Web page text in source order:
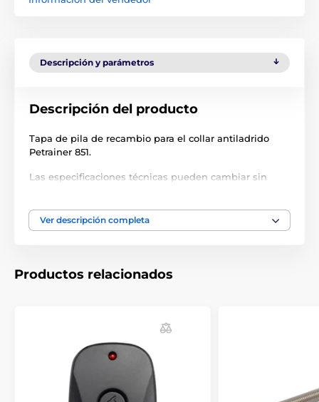
Descripción y parámetros
Descripción del producto
Tapa de pila de recambio para el collar antiladrido
Petrainer 851.
Las especificaciones técnicas pueden cambiar sin
Accesorios Collares antiladridos
Ver descripción completa
Productos relacionados